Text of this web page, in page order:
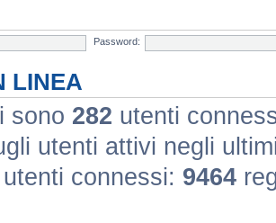
Password:
LINEA
sono 282 utenti
utenti attivi negli
connessi: 9464